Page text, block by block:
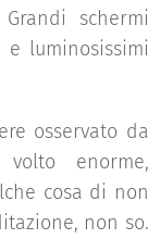
schermi
luminosissimi
osservato da
enorme,
cosa di non
non so.